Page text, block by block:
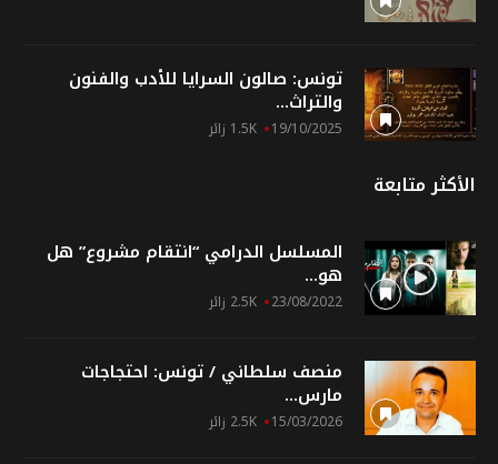
تونس: صالون السرايا للأدب والفنون
والتراث...
19/10/2025 1.5K زائر
الأكثر متابعة
المسلسل الدرامي “انتقام مشروع” هل
هو...
23/08/2022 2.5K زائر
منصف سلطاني / تونس: احتجاجات
مارس...
15/03/2026 2.5K زائر